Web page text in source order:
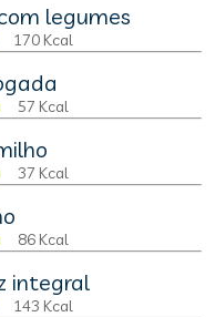
legumes
170 Kcal
57 Kcal
37 Kcal
86 Kcal
integral
143 Kcal